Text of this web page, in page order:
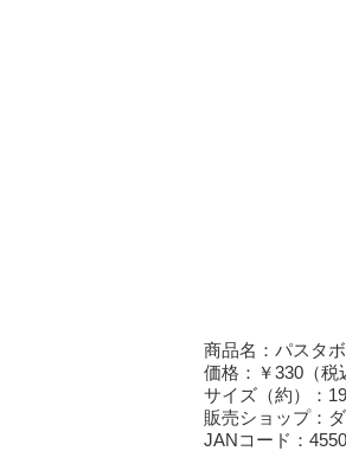
商品名：パスタ
価格：￥330（税
サイズ（約）：
販売ショップ：
JANコード：